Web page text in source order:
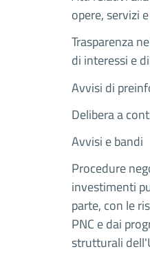
opere, servizi
Trasparenza
di interessi e
Avvisi di
Delibera a
Avvisi e bandi
Procedure
investimenti
parte, con le
PNC e dai
strutturali